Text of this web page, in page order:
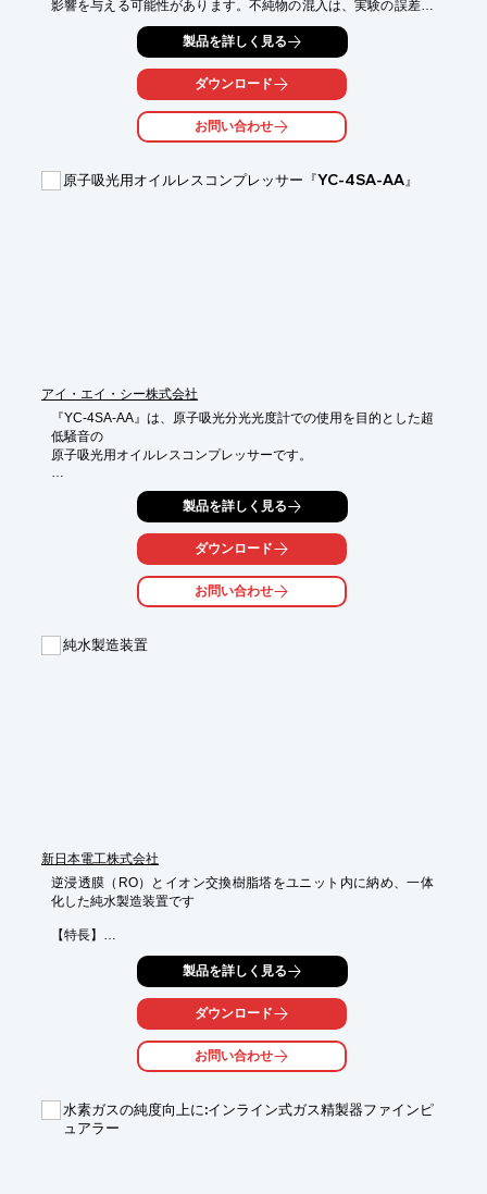
影響を与える可能性があります。不純物の混入は、実験の誤差を
増大させ、正確なデータ取得を妨げる要因となります。iTMAシリ
ーズは、腐食性ガス中の水分をインラインで測定し、実験環境の
水分量を正確に把握することを可能にします。
【活用シーン】
【導入の効果】
製品を詳しく見る
ダウンロード
お問い合わせ
原子吸光用オイルレスコンプレッサー『YC-4SA-AA』
アイ・エイ・シー株式会社
『YC-4SA-AA』は、原子吸光分光光度計での使用を目的とした超
低騒音の
原子吸光用オイルレスコンプレッサーです。
冷却用ファンで内部の強制空冷を行うので連続運転が可能。
本体付属のエアーフィルターの他に、オートドレン付きのフィル
付属しており、機器の中に水分が入るのを未然に防止します。
■安全性と低騒音(48dB)を実現
■連続運転が可能
製品を詳しく見る
ダウンロード
お問い合わせ
純水製造装置
新日本電工株式会社
逆浸透膜（RO）とイオン交換樹脂塔をユニット内に納め、一体
化した純水製造装置です
【特長】
◆無機イオンはもとより、溶解性、非溶解性を問わず無機成分、
有機成分を同時に効率よく除去することが出来ます
◆前処理の設備、ＲＯ、イオン交換塔を一つのユニットにコンパ
設置スペースは最小限ですみ、メンテナンスの手間も掛りません
運転管理が容易で特別な運転要員は必要ありません
製品を詳しく見る
ダウンロード
お問い合わせ
水素ガスの純度向上に:インライン式ガス精製器ファインピ
ュアラー